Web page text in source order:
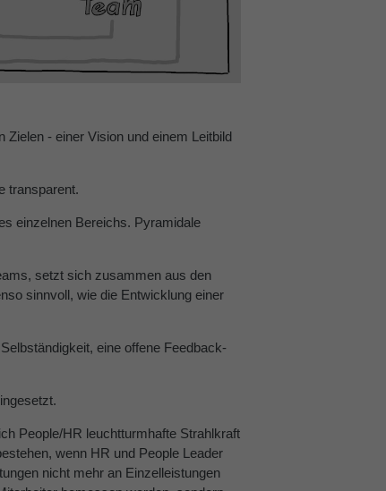
- einer Vision und einem Leitbild
transparent.
einzelnen Bereichs. Pyramidale
setzt sich zusammen aus den
sinnvoll, wie die Entwicklung einer
eine offene Feedback-
People/HR leuchtturmhafte Strahlkraft
wenn HR und People Leader
nicht mehr an Einzelleistungen